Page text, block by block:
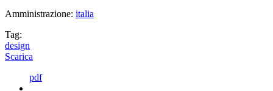
Amministrazione: italia
Tag:
design
Scarica
pdf